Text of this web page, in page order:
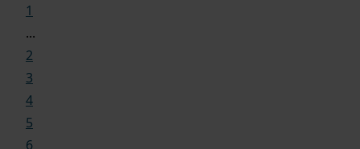
1
...
2
3
4
5
6